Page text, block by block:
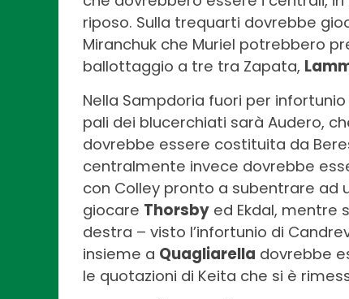
riposo. Sulla trequarti dovrebbe
Miranchuk che Muriel potrebbero
ballottaggio a tre tra Zapata,
Nella Sampdoria fuori per
pali dei blucerchiati sarà Audero,
dovrebbe essere costituita da
centralmente invece dovrebbe
con Colley pronto a subentrare ad
giocare Thorsby ed Ekdal, mentre
destra – visto l’infortunio di
insieme a Quagliarella dovrebbe
le quotazioni di Keita che si è